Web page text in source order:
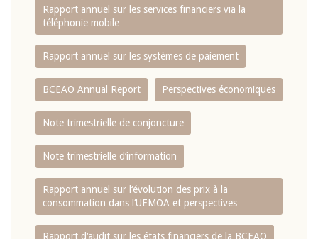
Rapport annuel sur les services financiers via la
téléphonie mobile
Rapport annuel sur les systèmes de paiement
BCEAO Annual Report Perspectives économiques
Note trimestrielle de conjoncture
Note trimestrielle d‘information
Rapport annuel sur l‘évolution des prix à la
consommation dans l‘UEMOA et perspectives
Rapport d‘audit sur les états financiers de la BCEAO